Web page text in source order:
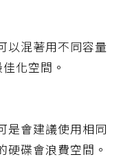
以混著用不同容量
化空間。
是會建議使用相同
硬碟會浪費空間。